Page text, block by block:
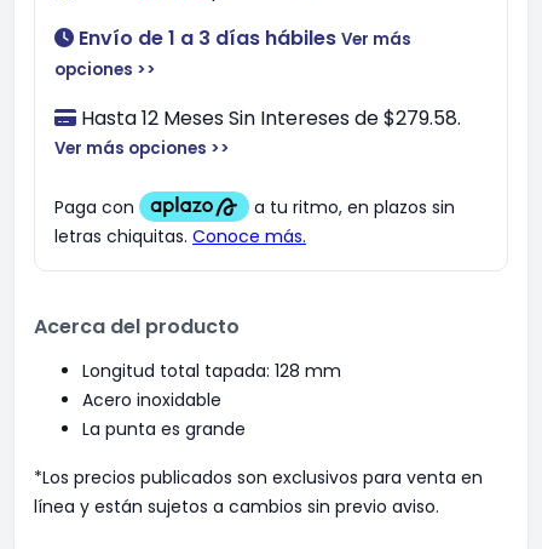
Envío de 1 a 3 días hábiles Ver más
opciones >>
Hasta 12 Meses Sin Intereses de $279.58.
Ver más opciones >>
Acerca del producto
Longitud total tapada: 128 mm
Acero inoxidable
La punta es grande
*Los precios publicados son exclusivos para venta en
línea y están sujetos a cambios sin previo aviso.